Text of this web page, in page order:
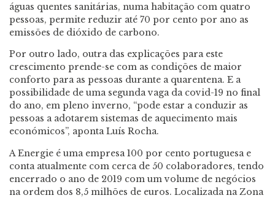
águas quentes sanitárias, numa habitação com quatro
pessoas, permite reduzir até 70 por cento por ano as
emissões de dióxido de carbono.
Por outro lado, outra das explicações para este
crescimento prende-se com as condições de maior
conforto para as pessoas durante a quarentena. E a
possibilidade de uma segunda vaga da covid-19 no final
do ano, em pleno inverno, “pode estar a conduzir as
pessoas a adotarem sistemas de aquecimento mais
económicos”, aponta Luís Rocha.
A Energie é uma empresa 100 por cento portuguesa e
conta atualmente com cerca de 50 colaboradores, tendo
encerrado o ano de 2019 com um volume de negócios
na ordem dos 8,5 milhões de euros. Localizada na Zona